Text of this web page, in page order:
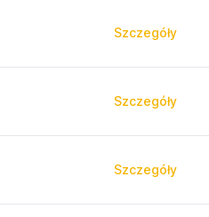
Szczegóły
Szczegóły
Szczegóły